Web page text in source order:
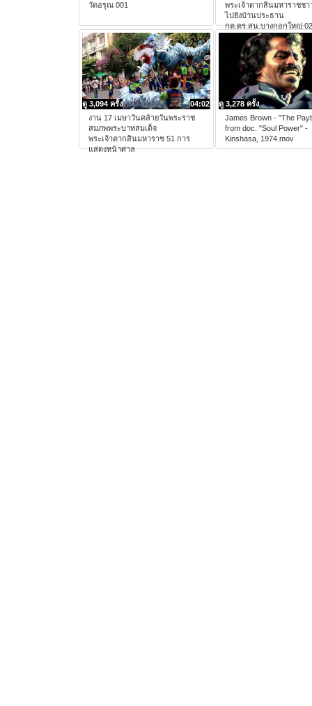
วัดอรุณ 001
พระเจ้าตากสินมหาราชช
ไปยังบ้านประธาน
กต.ตร.สน.บางกอกใหญ่ 02
04:02
ดู 3,094 ครั้ง
งาน 17 เมษาวันคล้ายวันพระราช
สมภพพระบาทสมเด็จ
พระเจ้าตากสินมหาราช 51 การ
แสดงหน้าศาล
ดู 3,278 ครั้ง
James Brown - "The
from doc. "Soul Power" -
Kinshasa, 1974.mov